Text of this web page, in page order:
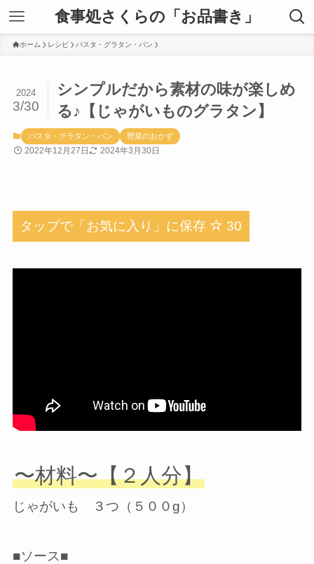
食事処さくらの「お品書き」
ホーム レシピ パスタ・グラタン・パン
シンプルだから素材の味が楽しめ
る♪【じゃがいものグラタン】
2024
3/30
パスタ・グラタン・パン 野菜のおかず
2022年12月27日 2024年3月30日
タップで「お気に入り」に保存 30
〜材料〜【２人分】
じゃがいも ３つ（５００g）
■ソース■